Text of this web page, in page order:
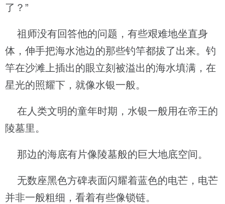
了？”
祖师没有回答他的问题，有些艰难地坐直身
体，伸手把海水池边的那些钓竿都拔了出来。钓
竿在沙滩上插出的眼立刻被溢出的海水填满，在
星光的照耀下，就像水银一般。
在人类文明的童年时期，水银一般用在帝王的
陵墓里。
那边的海底有片像陵墓般的巨大地底空间。
无数座黑色方碑表面闪耀着蓝色的电芒，电芒
并非一般粗细，看着有些像锁链。